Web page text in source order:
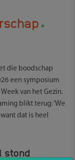
.
die boodschap
een symposium
van het Gezin.
blikt terug: ‘We
dat is heel
stond